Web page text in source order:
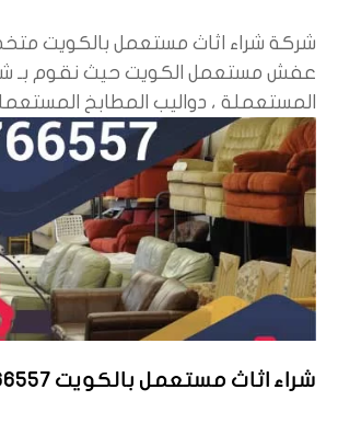
شركة شراء اثاث مستعمل بالكويت
عفش مستعمل الكويت حيث نقوم بـ
المستعملة ، دواليب المطابخ
شراء اثاث مستعمل بالكويت 97766557